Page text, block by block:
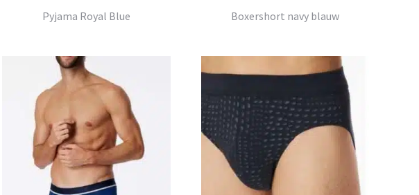
Pyjama Royal Blue Boxershort navy blauw